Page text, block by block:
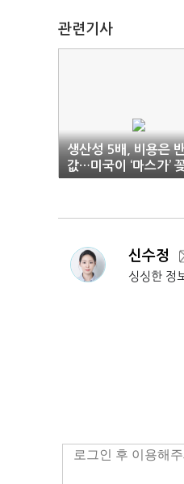
관련기사
생산성 5배, 비용은
값…미국이 ‘마스가’
힌 이유
신수정
싱싱한 정